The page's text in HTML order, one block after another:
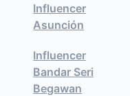
Influencer
Asunción
Influencer
Bandar Seri
Begawan